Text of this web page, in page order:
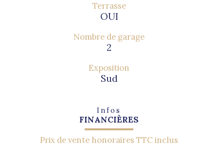
Terrasse
OUI
Nombre de garage
2
Exposition
Sud
Infos
FINANCIÈRES
Prix de vente honoraires TTC inclus